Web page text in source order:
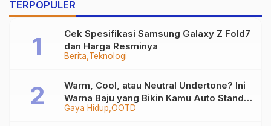
TERPOPULER
Berita Teknologi
Cek Spesifikasi Samsung Galaxy Z Fold7
dan Harga Resminya
Gaya Hidup OOTD
Warm, Cool, atau Neutral Undertone? Ini
Warna Baju yang Bikin Kamu Auto Stand
Out